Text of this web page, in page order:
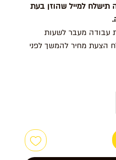
תישלח למייל שהוזן בעת
עבודה מעבר לשעות
הצעת מחיר להמשך לפני